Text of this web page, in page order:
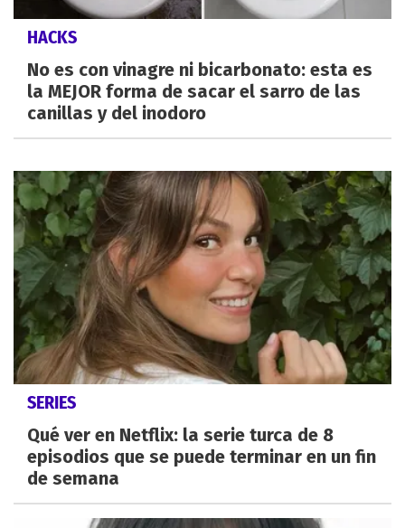
HACKS
No es con vinagre ni bicarbonato: esta es
la MEJOR forma de sacar el sarro de las
canillas y del inodoro
SERIES
Qué ver en Netflix: la serie turca de 8
episodios que se puede terminar en un fin
de semana